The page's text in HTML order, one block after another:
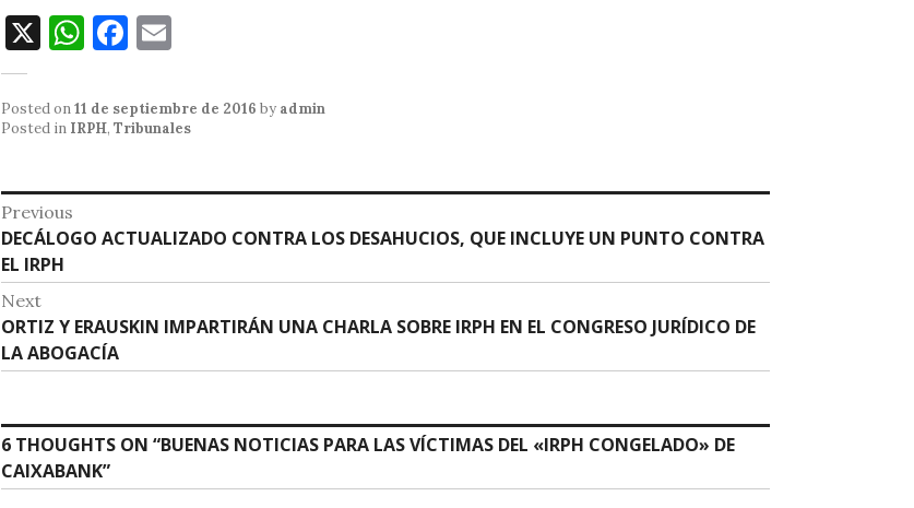
X W
at
s
p
p
F
c
e
o
o
k
ai
l
Posted on11 de septiembre de 2016 by admin
Posted in IRPH, Tribunales
Navegación
de
entradas
Previous
Previous
post:
DECÁLOGO ACTUALIZADO CONTRA LOS DESAHUCIOS, QUE INCLUYE UN PUNTO CONTRA
EL IRPH
Next
Next
post:
ORTIZ Y ERAUSKIN IMPARTIRÁN UNA CHARLA SOBRE IRPH EN EL CONGRESO JURÍDICO DE
LA ABOGACÍA
6 THOUGHTS ON “BUENAS NOTICIAS PARA LAS VÍCTIMAS DEL «IRPH CONGELADO» DE
CAIXABANK”